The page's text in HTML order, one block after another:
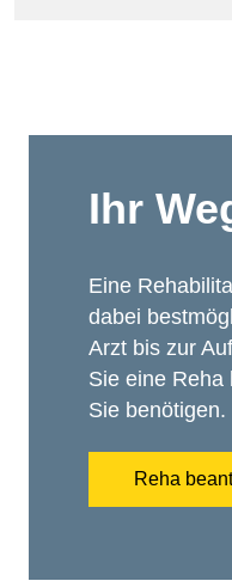
Ihr
Eine
dabei
Arzt bis zur
Sie eine Reha
Sie benötigen.
Reha